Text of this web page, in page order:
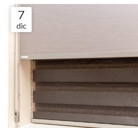
independientemente de la
máximo rendimiento a los tendales
en Galisur, en nuestra empresa
7
dic